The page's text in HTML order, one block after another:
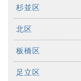
杉並区
北区
板橋区
足立区